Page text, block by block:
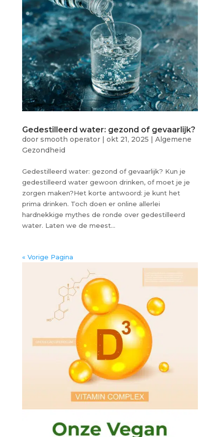
Gedestilleerd water: gezond of gevaarlijk?
door smooth operator| okt 21, 2025 | Algemene
Gezondheid
Gedestilleerd water: gezond of gevaarlijk? Kun je
gedestilleerd water gewoon drinken, of moet je je
zorgen maken?Het korte antwoord: je kunt het
prima drinken. Toch doen er online allerlei
hardnekkige mythes de ronde over gedestilleerd
water. Laten we de meest...
« Vorige Pagina